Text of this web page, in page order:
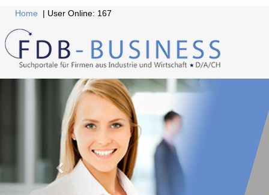
Home | User Online: 167